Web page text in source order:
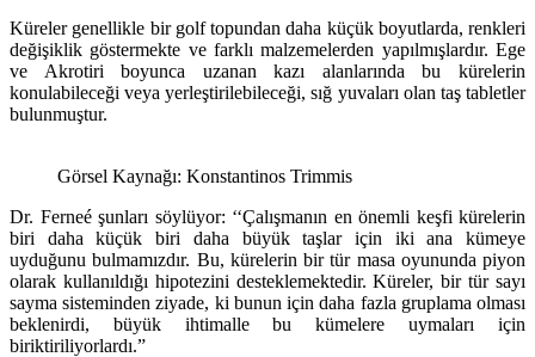
Küreler genellikle bir golf topundan daha küçük boyutlarda, renkleri
değişiklik göstermekte ve farklı malzemelerden yapılmışlardır. Ege
ve Akrotiri boyunca uzanan kazı alanlarında bu kürelerin
konulabileceği veya yerleştirilebileceği, sığ yuvaları olan taş tabletler
bulunmuştur.
Görsel Kaynağı: Konstantinos Trimmis
Dr. Ferneé şunları söylüyor: ‘‘Çalışmanın en önemli keşfi kürelerin
biri daha küçük biri daha büyük taşlar için iki ana kümeye
uyduğunu bulmamızdır. Bu, kürelerin bir tür masa oyununda piyon
olarak kullanıldığı hipotezini desteklemektedir. Küreler, bir tür sayı
sayma sisteminden ziyade, ki bunun için daha fazla gruplama olması
beklenirdi, büyük ihtimalle bu kümelere uymaları için
biriktiriliyorlardı.”